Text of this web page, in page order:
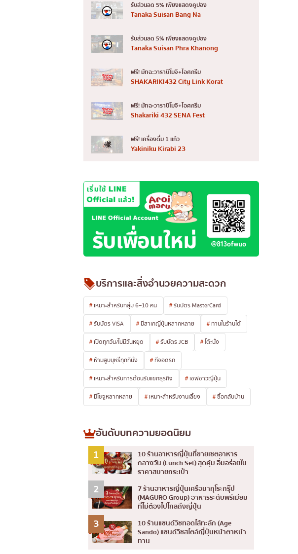
รับส่วนลด 5% เพียงแสดงคูปอง
Tanaka Suisan Bang Na
รับส่วนลด 5% เพียงแสดงคูปอง
Tanaka Suisan Phra Khanong
ฟรี! มัทฉะวาราบิโมจิ+ไอศกรีม
SHAKARIKI432 City Link Korat
ฟรี! มัทฉะวาราบิโมจิ+ไอศกรีม
Shakariki 432 SENA Fest
ฟรี! เครื่องดื่ม 1 แก้ว
Yakiniku Kirabi 23
บริการและสิ่งอำนวยความสะดวก
เหมาะสำหรับกลุ่ม 6–10 คน
รับบัตร MasterCard
รับบัตร VISA
มีสาเกญี่ปุ่นหลากหลาย
ทานในร้านได้
เปิดทุกวัน/ไม่มีวันหยุด
รับบัตร JCB
โต๊ะนั่ง
ห้ามสูบบุหรี่ทุกที่นั่ง
ที่จอดรถ
เหมาะสำหรับการต้อนรับแขกธุรกิจ
เชฟชาวญี่ปุ่น
มีโชจูหลากหลาย
เหมาะสำหรับงานเลี้ยง ซื้อกลับบ้าน
อันดับบทความยอดนิยม
1
10 ร้านอาหารญี่ปุ่นที่ขายเซตอาหาร
กลางวัน (Lunch Set) สุดคุ้ม อิ่มอร่อยใน
ราคาสบายกระเป๋า
429View
2
7 ร้านอาหารญี่ปุ่นเครือมากุโระกรุ๊ป
(MAGURO Group) อาหารระดับพรีเมียม
ที่ไม่ต้องไปไกลถึงญี่ปุ่น
316View
3
10 ร้านแซนด์วิชทอดไส้ทะลัก (Age
Sando) แซนด์วิชสไตล์ญี่ปุ่นหน้าตาหน้า
ทาน
307View